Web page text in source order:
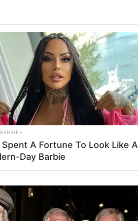
Spent A Fortune To Look Like A
Day Barbie